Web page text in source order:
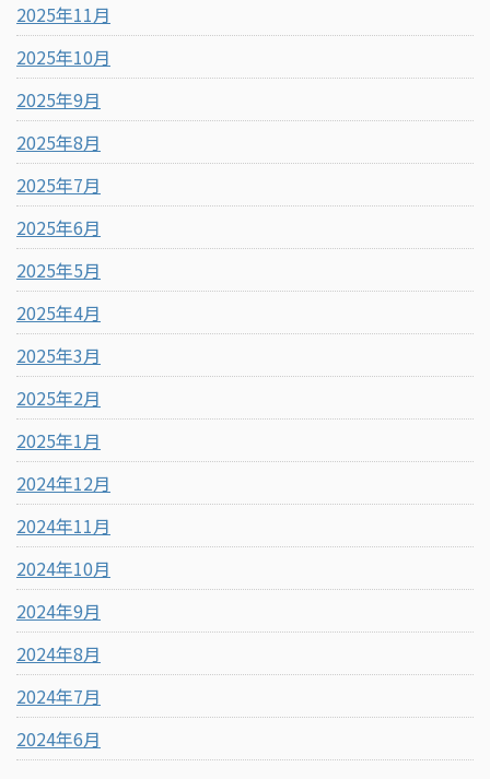
2025年11月
2025年10月
2025年9月
2025年8月
2025年7月
2025年6月
2025年5月
2025年4月
2025年3月
2025年2月
2025年1月
2024年12月
2024年11月
2024年10月
2024年9月
2024年8月
2024年7月
2024年6月